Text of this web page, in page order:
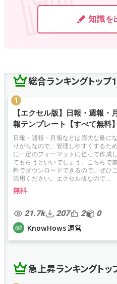
知識を
総合ランキングトップ
【エクセル版】日報・週報・月
報テンプレート【すべて無料】
日報・週報・月報などは膨大な量にな
りがちなので、管理しやすくするため
に一定のフォーマットに従って作成し
てもらうといいでしょう。こちらで
料でダウンロードできるので、ぜひ
活用ください。エクセル版なので...
無料
21.7k 207 2 0
KnowHows 運営
急上昇ランキングトッ